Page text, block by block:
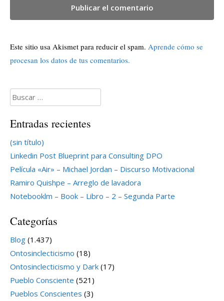
Este sitio usa Akismet para reducir el spam. Aprende cómo se
procesan los datos de tus comentarios.
Buscar:
Entradas recientes
(sin título)
Linkedin Post Blueprint para Consulting DPO
Película «Air» – Michael Jordan – Discurso Motivacional
Ramiro Quishpe – Arreglo de lavadora
Notebooklm – Book – Libro – 2 – Segunda Parte
Categorías
Blog (1.437)
Ontosinclecticismo (18)
Ontosinclecticismo y Dark (17)
Pueblo Consciente (521)
Pueblos Conscientes (3)